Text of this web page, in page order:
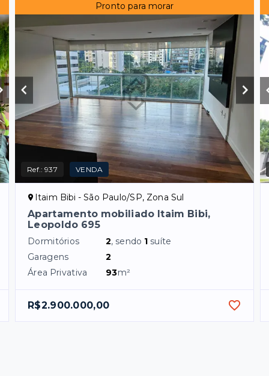
Pronto para morar
Ref.:937 VENDA
Itaim Bibi - São Paulo/SP, Zona Sul
Apartamento mobiliado Itaim Bibi,
Leopoldo 695
Dormitórios 2, sendo 1 suíte
Garagens
2
Área Privativa
93m²
R$2.900.000,00